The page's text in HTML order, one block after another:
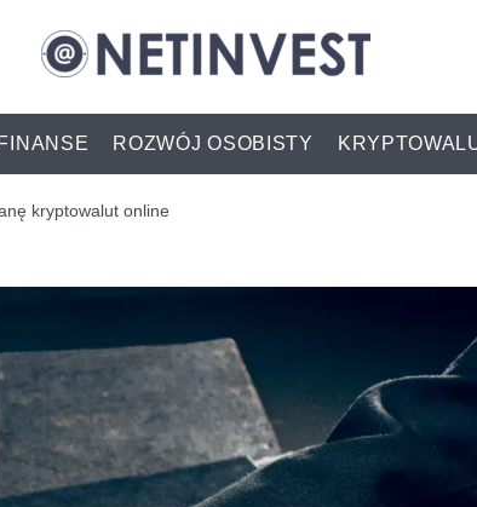
FINANSE ROZWÓJ OSOBISTY
kryptowalut online